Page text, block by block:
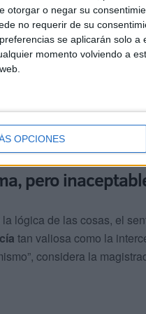
otorgar o negar su
no requerir de su
se aplicarán solo
momento volviendo a
OPCIONES
y quehabía comprado el
cita médica, sino también
sospechando así quela
pero
lógica de las cosas, el
tan valiosa como la
considera la